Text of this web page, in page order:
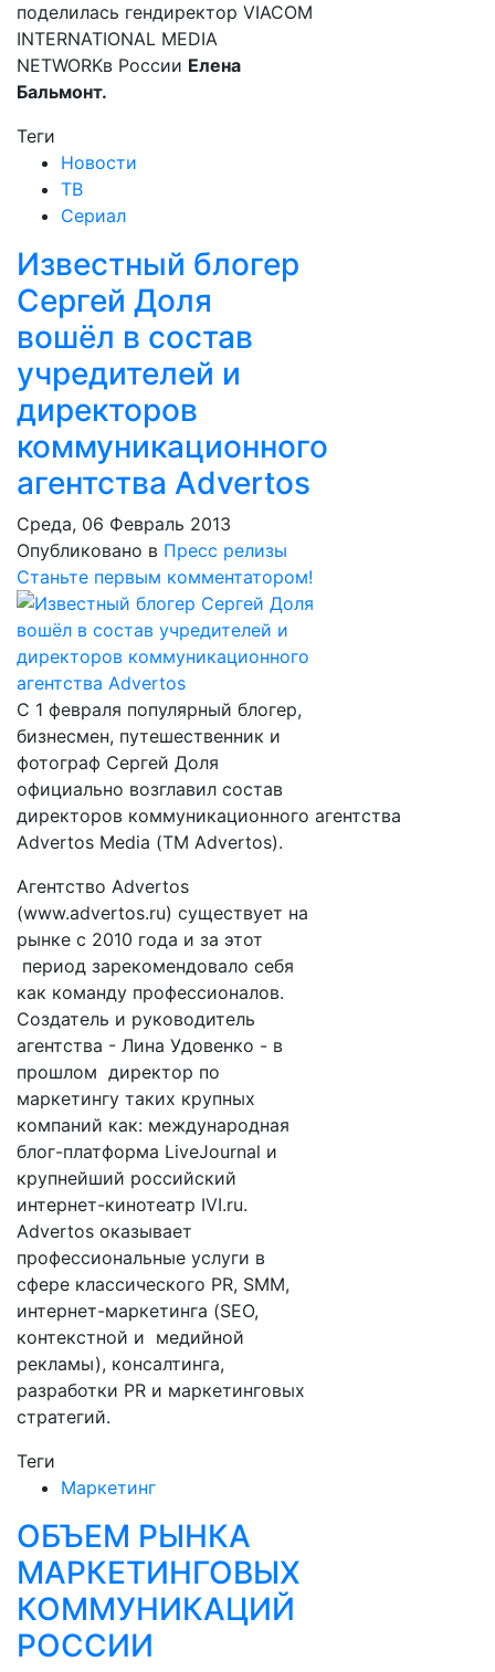
поделилась гендиректор VIACOM
INTERNATIONAL MEDIA
NETWORKв России Елена
Бальмонт.
Теги
Новости
ТВ
Сериал
Известный блогер
Сергей Доля
вошёл в состав
учредителей и
директоров
коммуникационного
агентства Advertos
Среда, 06 Февраль 2013
Опубликовано в Пресс релизы
Станьте первым комментатором!
С 1 февраля популярный блогер,
бизнесмен, путешественник и
фотограф Сергей Доля
официально возглавил состав
директоров коммуникационного агентства
Advertos Media (ТМ Advertos).
Агентство Advertos
(www.advertos.ru) существует на
рынке с 2010 года и за этот
период зарекомендовало себя
как команду профессионалов.
Создатель и руководитель
агентства - Лина Удовенко - в
прошлом директор по
маркетингу таких крупных
компаний как: международная
блог-платформа LiveJournal и
крупнейший российский
интернет-кинотеатр IVI.ru.
Advertos оказывает
профессиональные услуги в
сфере классического PR, SMM,
интернет-маркетинга (SEO,
контекстной и медийной
рекламы), консалтинга,
разработки PR и маркетинговых
стратегий.
Теги
Маркетинг
ОБЪЕМ РЫНКА
МАРКЕТИНГОВЫХ
КОММУНИКАЦИЙ
РОССИИ